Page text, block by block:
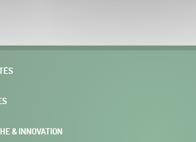
& INNOVATION